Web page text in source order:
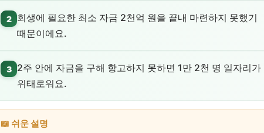
2
회생에 필요한 최소 자금 2천억 원을 끝내 마련하지 못했기
때문이에요.
3
2주 안에 자금을 구해 항고하지 못하면 1만 2천 명 일자리가
위태로워요.
📖 쉬운 설명